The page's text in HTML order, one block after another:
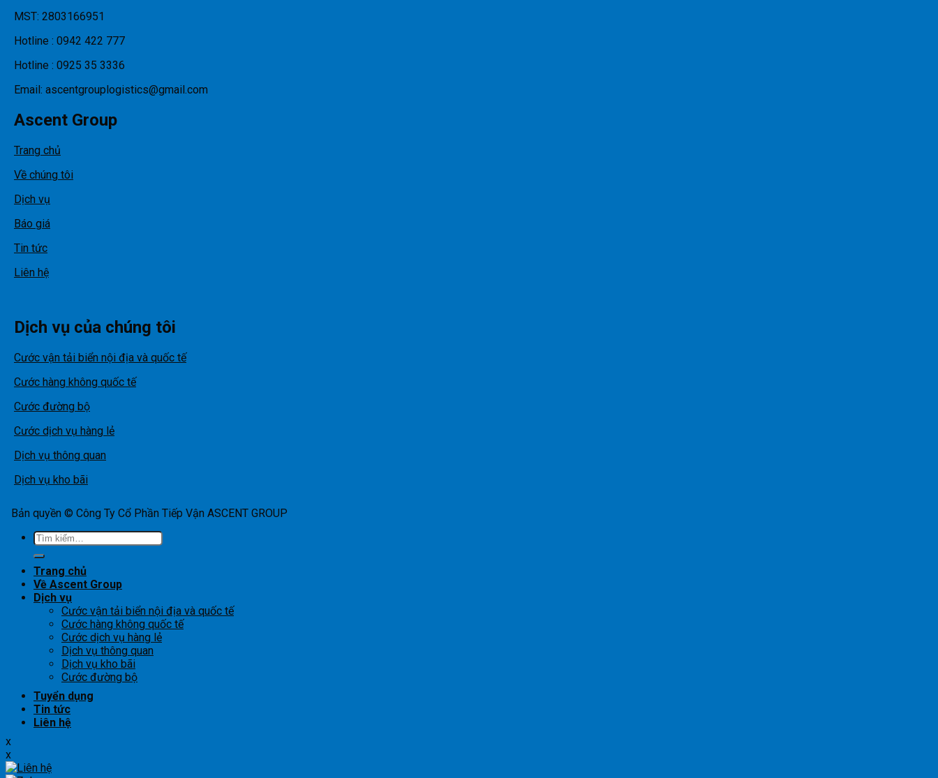
MST: 2803166951
Hotline : 0942 422 777
Hotline : 0925 35 3336
Email: ascentgrouplogistics@gmail.com
Ascent Group
Trang chủ
Về chúng tôi
Dịch vụ
Báo giá
Tin tức
Liên hệ
Dịch vụ của chúng tôi
Cước vận tải biển nội địa và quốc tế
Cước hàng không quốc tế
Cước đường bộ
Cước dịch vụ hàng lẻ
Dịch vụ thông quan
Dịch vụ kho bãi
Bản quyền © Công Ty Cổ Phần Tiếp Vận ASCENT GROUP
Tìm
kiếm:
Trang chủ
Về Ascent Group
Dịch vụ
Cước vận tải biển nội địa và quốc tế
Cước hàng không quốc tế
Cước dịch vụ hàng lẻ
Dịch vụ thông quan
Dịch vụ kho bãi
Cước đường bộ
Tuyển dụng
Tin tức
Liên hệ
x
x